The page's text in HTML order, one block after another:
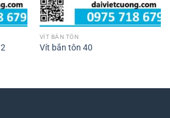
VÍT BẮN TÔN
Vít bắn tôn 40